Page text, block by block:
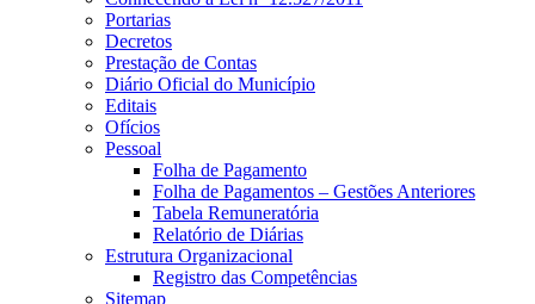
Portarias
Decretos
Prestação de Contas
Diário Oficial do Município
Editais
Ofícios
Pessoal
Folha de Pagamento
Folha de Pagamentos – Gestões Anteriores
Tabela Remuneratória
Relatório de Diárias
Estrutura Organizacional
Registro das Competências
Sitemap